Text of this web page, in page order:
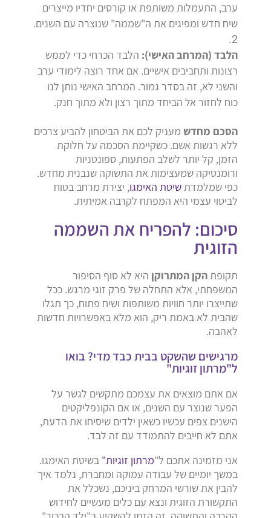
ערב, התעמלות משותפת או קורסים יחדיו מייצרים
שיח חדש ומפיגים את ה"שממה" שנוצרה עם השנים.
הלבד (המרחב האישי): הלבד הכרחי כדי לממש
רצונות ותחביבים אישיים. אם אחד רוצה לימודי ערב
והשני לא, זה בסדר גמור. המרחב האישי נותן לנו
כוח לחזור אל הביחד מתוך רצון ולא מתוך חנק.
הסכם מחדשמעניק לכם את הביטחון להביע צרכים
ללא רגשות אשם. כשקיימת הסכמה על חלוקת
הזמן, קל יותר לשלב הפתעות, ספונטניות
ורומנטיקה שמעצימות את התשוקה שנבנית מחדש.
כפי שמלמדתשיטת האימגו, יצירת מרחב בטוח
לביטוי עצמי היא המפתח לקרבה אמיתית.
סיכום: להפריח את השממה
הזוגית
תקופתהקן המתרוקן היא לא סוף הסיפור
המשפחתי, אלא התחלה של פרק זוגי מרגש. ככל
שתייצרו יותר חוויות משותפות ושיח פתוח, כך תגלו
שהבית לא באמת ריק, הוא מלא באפשרויות חדשות
לאהבה.
מרגישים שהשקט בבית כבד מדי? בואו
ל"מרתון זוגיות"
אם אתם מוצאים את עצמכם מתקשים לגשר על
הפער שנוצר עם השנים, או אם הקונפליקטים
הישנים צפים עכשיו כשאין ילדים שיסיחו את הדעת,
אתם לא חייבים להתמודד עם זה לבד.
אני מזמינה אתכם ל"מרתון זוגיות" בשיטת האימגו.
במשך יומיים של עבודה עמוקה ומחברת, נלמד איך
להבין את שורשי המרחק ביניכם, נשכלל את
התקשורת הזוגית ונצא עם כלים מעשיים לחידוש